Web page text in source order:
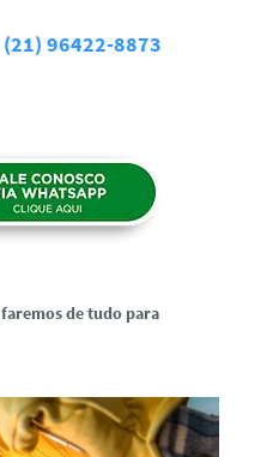
(21) 96422-8873
faremos de tudo para